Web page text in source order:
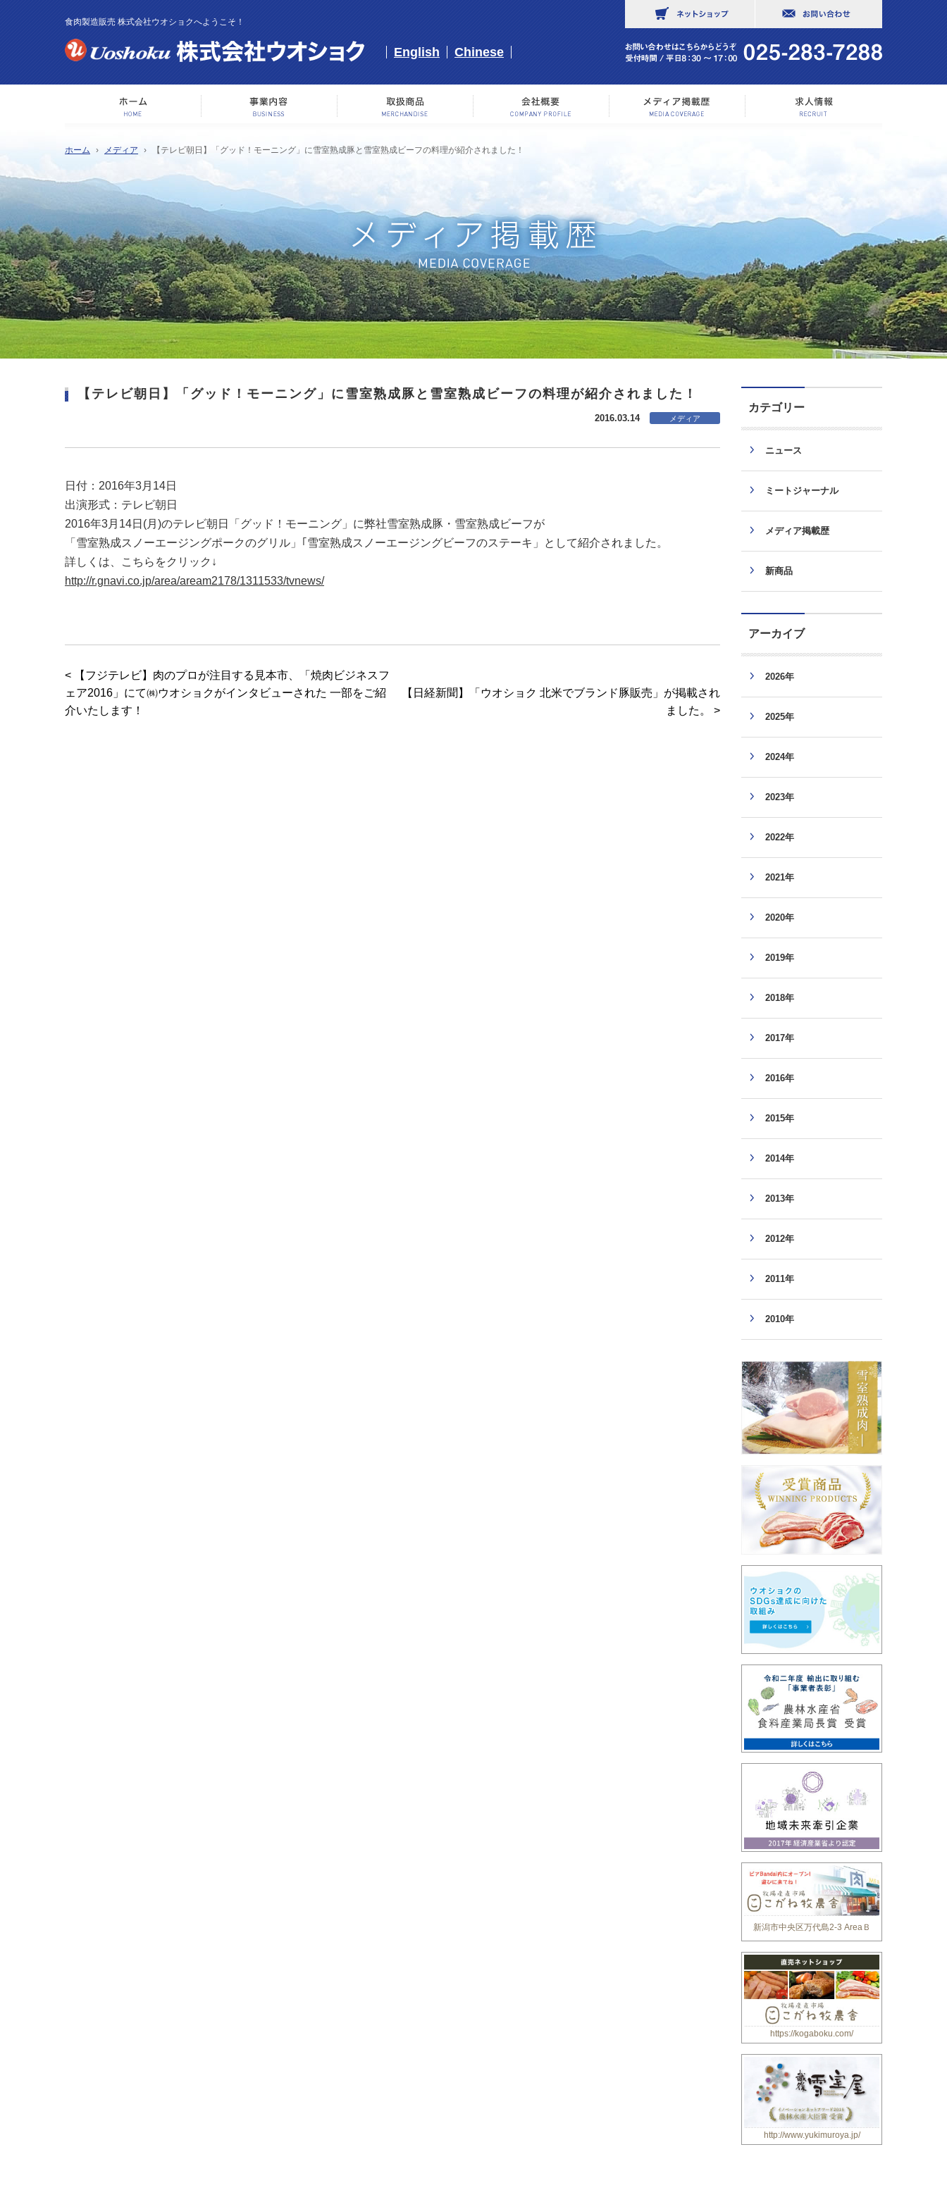
食肉製造販売 株式会社ウオショクへようこそ！
English Chinese
取り扱い商品 会社概要 メディア掲載歴
ホーム メディア 【テレビ朝日】「グッド！モーニング」に雪室熟成豚と雪室熟成ビーフの料理が紹介されました！
【テレビ朝日】「グッド！モーニング」に雪室熟成豚と雪室熟成ビーフの料理が紹介されました！
2016.03.14 メディア
日付：2016年3月14日
出演形式：テレビ朝日
2016年3月14日(月)のテレビ朝日「グッド！モーニング」に弊社雪室熟成豚・雪室熟成ビーフが
「雪室熟成スノーエージングポークのグリル」｢雪室熟成スノーエージングビーフのステーキ」として紹介されました。
詳しくは、こちらをクリック↓
http://r.gnavi.co.jp/area/aream2178/1311533/tvnews/
< 【フジテレビ】肉のプロが注目する見本市、「焼肉ビジネスフ
ェア2016」にて㈱ウオショクがインタビューされた 一部をご紹
介いたします！
【日経新聞】「ウオショク 北米でブランド豚販売」が掲載され
ました。 >
カテゴリー
ニュース
ミートジャーナル
メディア掲載歴
新商品
アーカイブ
2026年
2025年
2024年
2023年
2022年
2021年
2020年
2019年
2018年
2017年
2016年
2015年
2014年
2013年
2012年
2011年
2010年
新潟市中央区万代島2-3 AreaＢ
https://kogaboku.com/
http://www.yukimuroya.jp/